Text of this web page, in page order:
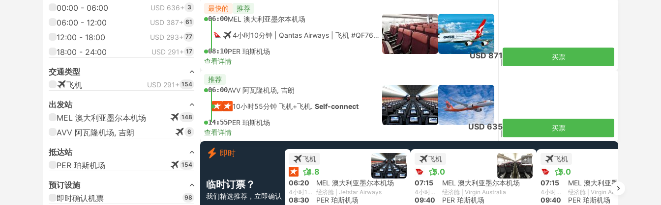
00:00 - 06:00
USD 636+ 3
06:00 - 12:00 USD 387+ 61
12:00 - 18:00 USD 293+ 77
18:00 - 24:00 USD 291+ 17
交通类型
飞机
USD 291+ 154
出发站
MEL 澳大利亚墨尔本机场
148
AVV 阿瓦隆机场, 吉朗 6
抵达站
PER 珀斯机场
154
预订设施
即时确认机票
98
最快的 推荐
06:00MEL 澳大利亚墨尔本机场
4小时10分钟 | Qantas Airways 飞机 #QF761 |经济舱
08:10PER 珀斯机场
查看详情
USD 871 买票
推荐
06:00AVV 阿瓦隆机场, 吉朗
10小时55分钟 飞机+飞机. Self-connect
14:55PER 珀斯机场
查看详情
USD 635 买票
即时
临时订票？
我们精选推荐，立即确认
飞机
4.8
+1
06:20 MEL 澳大利亚墨尔本机场
4小时10分钟 经济舱 | Jetstar Airways
08:30 PER 珀斯机场
飞机
5.0
+1
07:15 MEL 澳大利亚墨尔本机场
4小时25分钟 经济舱 | Virgin Australia
09:40 PER 珀斯机场
飞机
5.0
07:15 MEL 澳大利亚墨尔本机场
4小时25分钟 经济舱 | Virgin Australia
09:40 PER 珀斯机场